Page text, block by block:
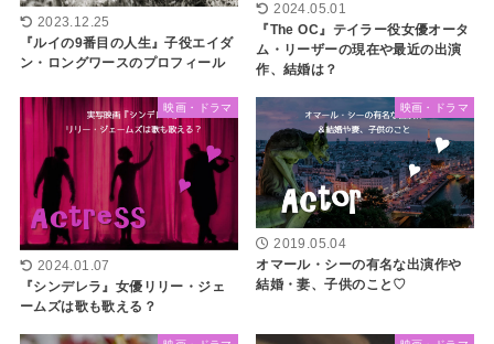
2023.12.25
『ルイの9番目の人生』子役エイダ
ン・ロングワースのプロフィール
2024.05.01
『The OC』テイラー役女優オータ
ム・リーザーの現在や最近の出演
作、結婚は？
映画・ドラマ
2024.01.07
『シンデレラ』女優リリー・ジェ
ームズは歌も歌える？
映画・ドラマ
2019.05.04
オマール・シーの有名な出演作や
結婚・妻、子供のこと♡